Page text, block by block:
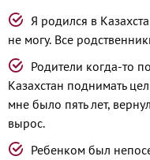
Я родился в
не могу. Все
Родители когда-то
Казахстан поднимать
мне было пять лет,
вырос.
Ребенком был